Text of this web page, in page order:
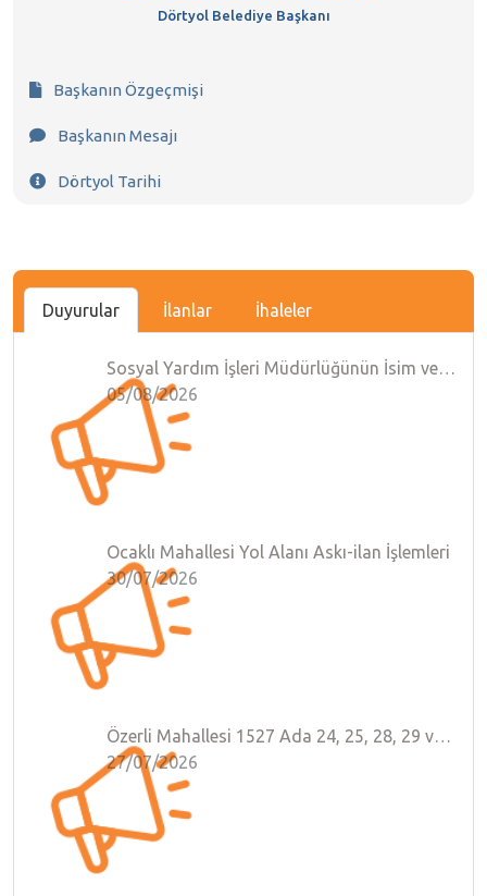
Dörtyol Belediye Başkanı
Başkanın Özgeçmişi
Başkanın Mesajı
Dörtyol Tarihi
Duyurular İlanlar İhaleler
Sosyal Yardım İşleri Müdürlüğünün İsim ve Yönetmelik Değişimi Hakkında Duyurusu
05/08/2026
Ocaklı Mahallesi Yol Alanı Askı-ilan İşlemleri
30/07/2026
Özerli Mahallesi 1527 Ada 24, 25, 28, 29 ve 33 Parsel Numaralı Taşınmazlar
27/07/2026